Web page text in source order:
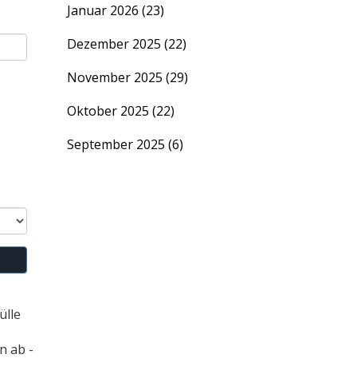
ab -
Januar 2026 (23)
Dezember 2025 (22)
November 2025 (29)
Oktober 2025 (22)
September 2025 (6)